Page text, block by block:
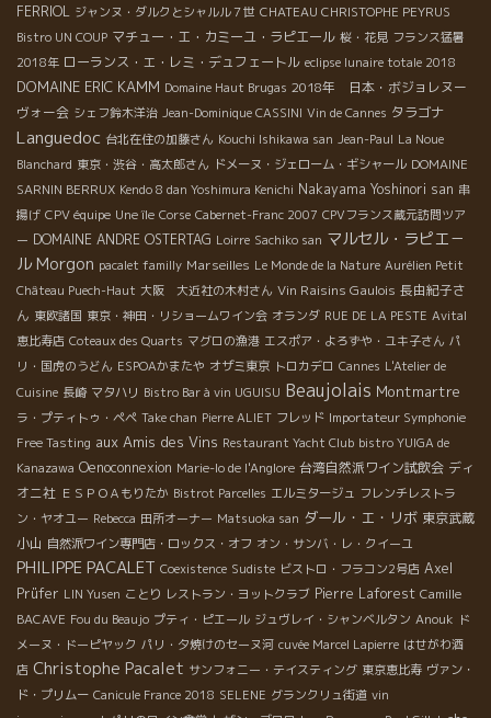
FERRIOL ジャンヌ・ダルクとシャルル７世 CHATEAU CHRISTOPHE PEYRUS
Bistro UN COUP マチュー・エ・カミーユ・ラピエール 桜・花見 フランス猛暑
2018年 ローランス・エ・レミ・デュフェートル eclipse lunaire totale 2018
DOMAINE ERIC KAMM Domaine Haut Brugas 2018年 日本・ボジョレヌー
ヴォー会 シェフ鈴木洋治 Jean-Dominique CASSINI Vin de Cannes タラゴナ
Languedoc 台北在住の加藤さん Kouchi Ishikawa san Jean-Paul La Noue
Blanchard 東京・渋谷・高太郎さん ドメーヌ・ジェローム・ギシャール DOMAINE
SARNIN BERRUX Kendo 8 dan Yoshimura Kenichi Nakayama Yoshinori san 串
揚げ CPV équipe Une île Corse Cabernet-Franc 2007 CPVフランス蔵元訪問ツア
ー DOMAINE ANDRE OSTERTAG Loirre Sachiko san マルセル・ラピエ－
ル Morgon pacalet familly Marseilles Le Monde de la Nature Aurélien Petit
Château Puech-Haut 大阪 大近社の木村さん Vin Raisins Gaulois 長由紀子さ
ん 東欧諸国 東京・神田・リショームワイン会 オランダ RUE DE LA PESTE Avital
恵比寿店 Coteaux des Quarts マグロの漁港 エスポア・よろずや・ユキ子さん パ
リ・国虎のうどん ESPOAかまたや オザミ東京 トロカデロ Cannes L'Atelier de
Cuisine 長崎 マタハリ Bistro Bar à vin UGUISU Beaujolais Montmartre
ラ・プティトゥ・ペペ Take chan Pierre ALIET フレッド Importateur Symphonie
Free Tasting aux Amis des Vins Restaurant Yacht Club bistro YUIGA de
Kanazawa Oenoconnexion Marie-lo de l'Anglore 台湾自然派ワイン試飲会 ディ
オニ社 ＥＳＰＯＡもりたか Bistrot Parcelles エルミタージュ フレンチレストラ
ン・ヤオユー Rebecca 田所オーナー Matsuoka san ダール・エ・リボ 東京武蔵
小山 自然派ワイン専門店・ロックス・オフ オン・サンバ・レ・クイーユ
PHILIPPE PACALET Coexistence Sudiste ビストロ・フラコン2号店 Axel
Prüfer LIN Yusen ことり レストラン・ヨットクラブ Pierre Laforest Camille
BACAVE Fou du Beaujo プティ・ピエール ジュヴレイ・シャンベルタン Anouk ド
メーヌ・ドーピヤック パリ・夕焼けのセーヌ河 cuvée Marcel Lapierre はせがわ酒
店 Christophe Pacalet サンフォニー・テイスティング 東京恵比寿 ヴァン・
ド・プリムー Canicule France 2018 SELENE グランクリュ街道 vin